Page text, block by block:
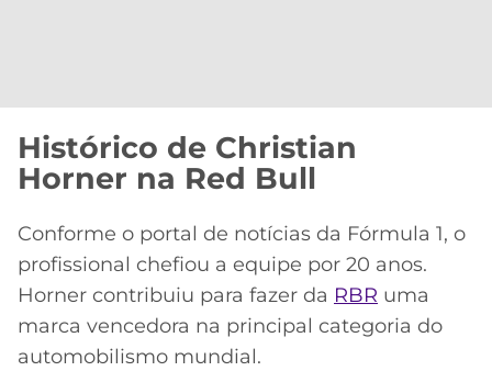
Histórico de Christian
Horner na Red Bull
Conforme o portal de notícias da Fórmula 1, o
profissional chefiou a equipe por 20 anos.
Horner contribuiu para fazer da RBR uma
marca vencedora na principal categoria do
automobilismo mundial.